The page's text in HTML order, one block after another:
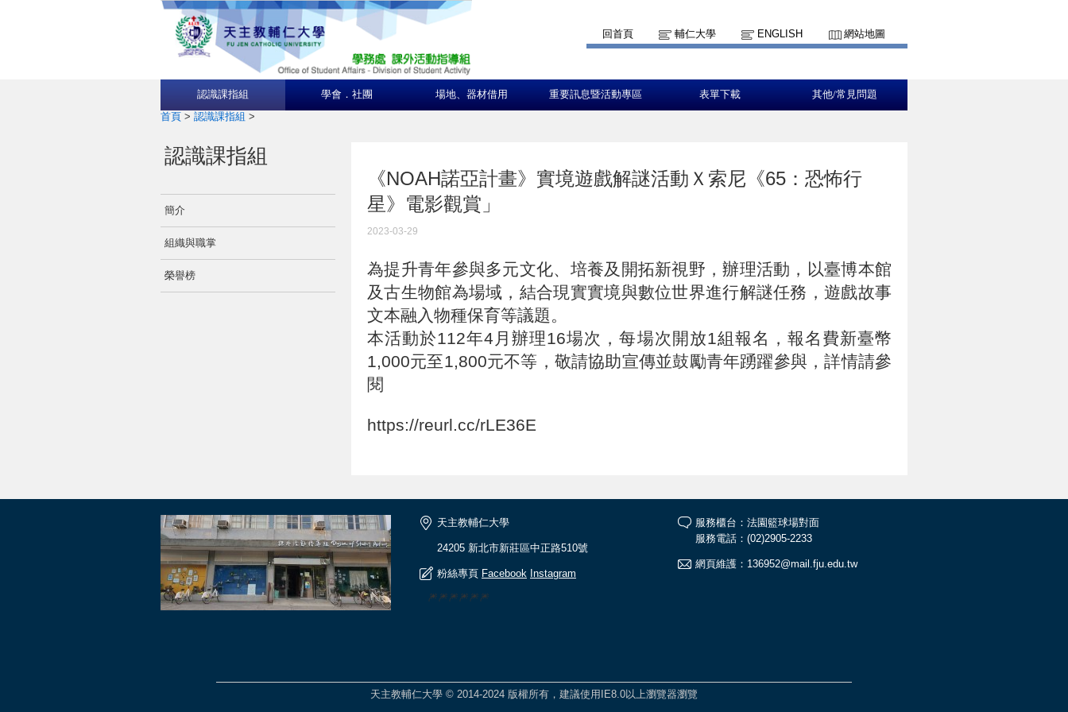
回首頁 輔仁大學 ENGLISH 網站地圖
認識課指組 學會．社團 場地、器材借用 重要訊息暨活動專區 表單下載 其他/常見問題
首頁 > 認識課指組 >
認識課指組
簡介
組織與職掌
榮譽榜
《NOAH諾亞計畫》實境遊戲解謎活動Ｘ索尼《65：恐怖行
星》電影觀賞」
2023-03-29
為提升青年參與多元文化、培養及開拓新視野，辦理活動，以臺博本館
及古生物館為場域，結合現實實境與數位世界進行解謎任務，遊戲故事
文本融入物種保育等議題。
本活動於112年4月辦理16場次，每場次開放1組報名，報名費新臺幣
1,000元至1,800元不等，敬請協助宣傳並鼓勵青年踴躍參與，詳情請參
閱
https://reurl.cc/rLE36E
天主教輔仁大學
24205 新北市新莊區中正路510號
粉絲專頁 Facebook Instagram
🎆🎆🎆🎆🎆🎆
服務櫃台：法園籃球場對面
服務電話：(02)2905-2233
網頁維護：136952@mail.fju.edu.tw
天主教輔仁大學 © 2014-2024 版權所有，建議使用IE8.0以上瀏覽器瀏覽